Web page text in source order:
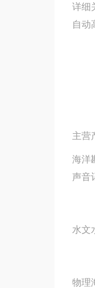
详细
自动
主营
海洋
声音
水文
物理